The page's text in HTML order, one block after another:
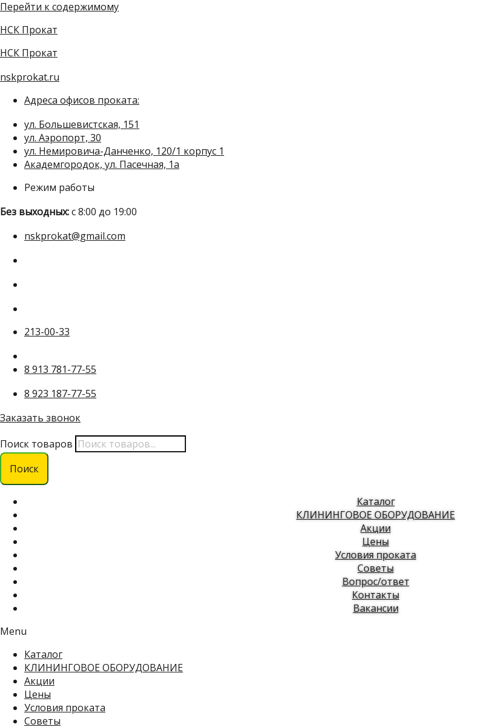
Перейти к содержимому
НСК Прокат
НСК Прокат
nskprokat.ru
Адреса офисов проката:
ул. Большевистская, 151
ул. Аэропорт, 30
ул. Немировича-Данченко, 120/1 корпус 1
Академгородок, ул. Пасечная, 1а
Режим работы
Без выходных:с 8:00 до 19:00
nskprokat@gmail.com
213-00-33
8 913 781-77-55
8 923 187-77-55
Заказать звонок
Поиск товаров
Поиск
Каталог
КЛИНИНГОВОЕ ОБОРУДОВАНИЕ
Акции
Цены
Условия проката
Советы
Вопрос/ответ
Контакты
Вакансии
Menu
Каталог
КЛИНИНГОВОЕ ОБОРУДОВАНИЕ
Акции
Цены
Условия проката
Советы